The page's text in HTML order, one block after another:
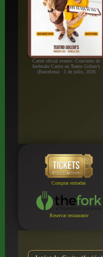
Cartel oficial evento: Concierto de
Inténtalo Carito en Teatro Golem’s
(Barcelona) · 1 de julio, 2026
Comprar entradas
Reservar restaurante